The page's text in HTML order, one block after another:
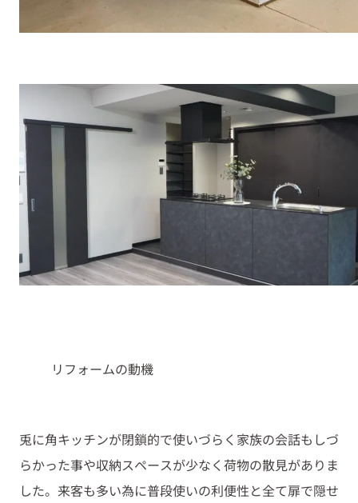
リフォームの動機
兎に角キッチンが閉鎖的で使いづらく家族の会話もしづ
らかった事や収納スペースが少なく荷物の散見がありま
した。来客も多い為に普段使いの利便性と全て扉で隠せ